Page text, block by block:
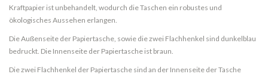
Kraftpapier ist unbehandelt, wodurch die Taschen ein robustes und
ökologisches Aussehen erlangen.
Die Außenseite der Papiertasche, sowie die zwei Flachhenkel sind dunkelblau
bedruckt. Die Innenseite der Papiertasche ist braun.
Die zwei Flachhenkel der Papiertasche sind an der Innenseite der Tasche